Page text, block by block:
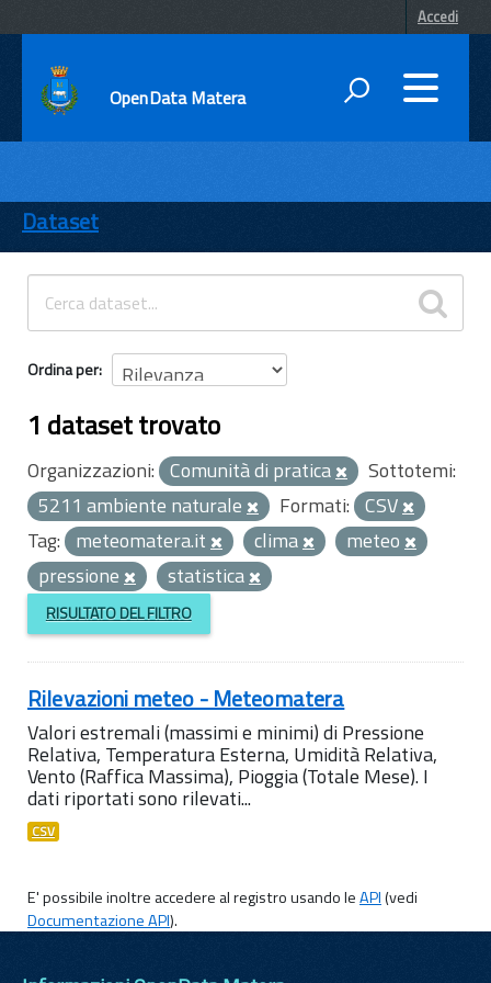
Accedi
OpenData Matera
ENTI
TEMI
INFORMAZIONI
Dataset
Ordina per
1 dataset trovato
Organizzazioni: Comunità di pratica
Sottotemi:
5211 ambiente naturale
Formati: CSV
Tag: meteomatera.it clima
meteo
pressione
statistica
RISULTATO DEL FILTRO
Rilevazioni meteo - Meteomatera
Valori estremali (massimi e minimi) di Pressione
Relativa, Temperatura Esterna, Umidità Relativa,
Vento (Raffica Massima), Pioggia (Totale Mese). I
dati riportati sono rilevati...
CSV
E' possibile inoltre accedere al registro usando leAPI(vedi
Documentazione API).